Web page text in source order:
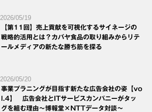
2026/05/19
【第11回】売上貢献を可視化するサイネージの
戦略的活用とは？カバヤ食品の取り組みからリテ
ールメディアの新たな勝ち筋を探る
2026/05/20
事業プラニングが目指す新たな広告会社の姿【vo
l.4】 広告会社とITサービスカンパニーがタッ
グを組む理由～博報堂×NTTデータ対談～